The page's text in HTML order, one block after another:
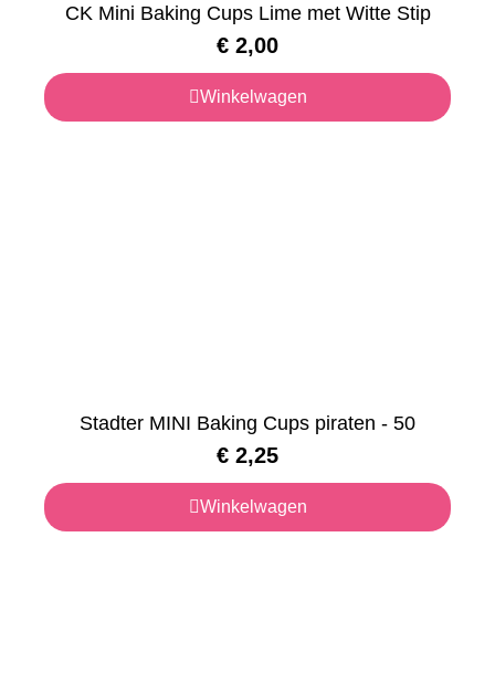
CK Mini Baking Cups Lime met Witte Stip
€ 2,00
Winkelwagen
Stadter MINI Baking Cups piraten - 50
€ 2,25
Winkelwagen